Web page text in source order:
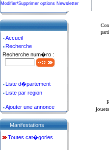
Modifier/Supprimer options Newsletter
Accueil
Recherche
Recherche num�ro :
Liste d�partement
Liste par region
Ajouter une annonce
Manifestations
Toutes cat�gories